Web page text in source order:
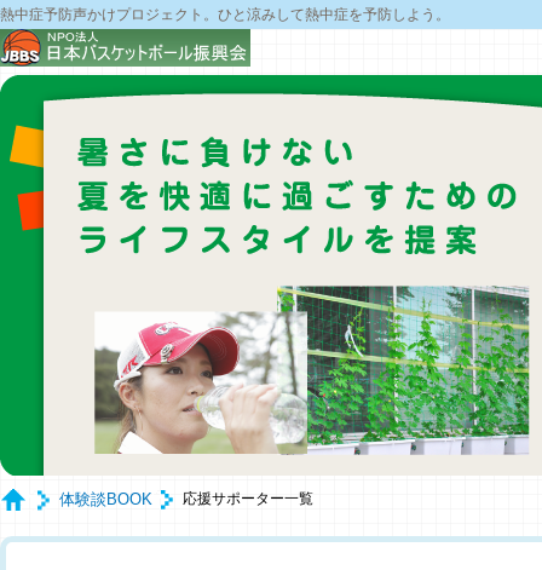
熱中症予防声かけプロジェクト。ひと涼みして熱中症を予防しよう。
体験談BOOK 応援サポーター一覧